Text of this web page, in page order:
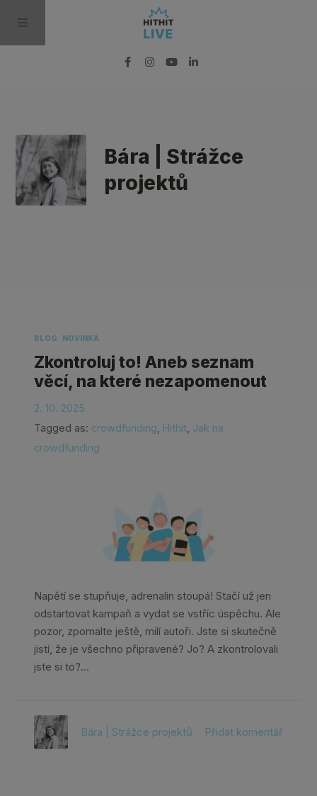
PODCAST
VIDEO
Bára | Strážce
projektů
BLOG NOVINKA
Zkontroluj to! Aneb seznam
věcí, na které nezapomenout
2. 10. 2025
Tagged as: crowdfunding Hithit Jak na
crowdfunding
Napětí se stupňuje, adrenalin stoupá! Stačí už jen
odstartovat kampaň a vydat se vstříc úspěchu. Ale
pozor, zpomalte ještě, milí autoři. Jste si skutečně
jistí, že je všechno připravené? Jo? A zkontrolovali
jste si to?…
Přidat komentář
Bára | Strážce projektů